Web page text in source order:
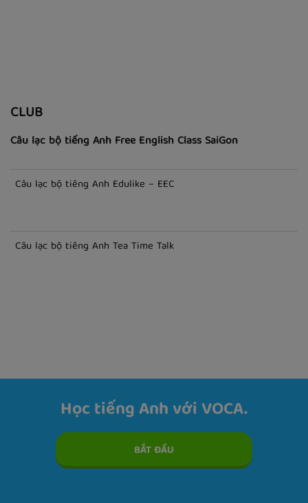
CLUB
Câu lạc bộ tiếng Anh Free English Class SaiGon
Câu lạc bộ tiếng Anh Edulike – EEC
Câu lạc bộ tiếng Anh Tea Time Talk
Học tiếng Anh với VOCA.
BẮT ĐẦU